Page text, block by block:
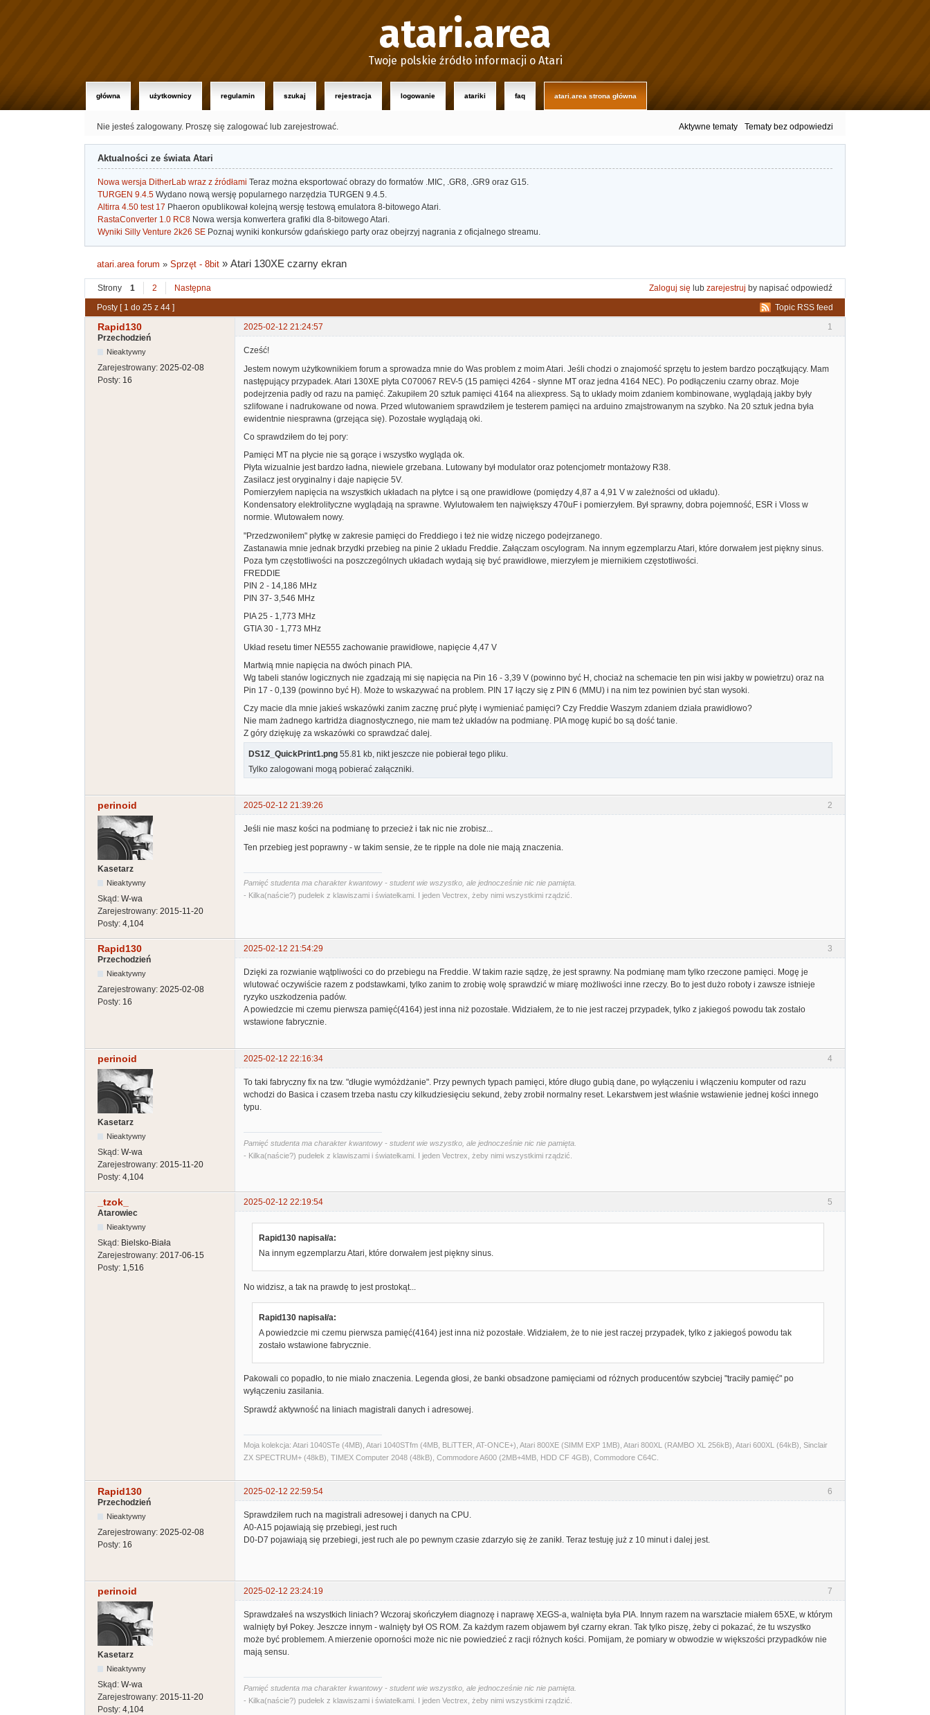
atari.area
Twoje polskie źródło informacji o Atari
główna użytkownicy regulamin szukaj rejestracja logowanie atariki faq atari.area strona główna
Nie jesteś zalogowany. Proszę się zalogować lub zarejestrować. Aktywne tematy Tematy bez odpowiedzi
Aktualności ze świata Atari
Nowa wersja DitherLab wraz z źródłami Teraz można eksportować obrazy do formatów .MIC, .GR8, .GR9 oraz G15.
TURGEN 9.4.5 Wydano nową wersję popularnego narzędzia TURGEN 9.4.5.
Altirra 4.50 test 17 Phaeron opublikował kolejną wersję testową emulatora 8-bitowego Atari.
RastaConverter 1.0 RC8 Nowa wersja konwertera grafiki dla 8-bitowego Atari.
Wyniki Silly Venture 2k26 SE Poznaj wyniki konkursów gdańskiego party oraz obejrzyj nagrania z oficjalnego streamu.
atari.area forum »Sprzęt - 8bit »Atari 130XE czarny ekran
Strony 1 2 Następna Zaloguj się lub zarejestruj by napisać odpowiedź
Topic RSS feed
Posty [ 1 do 25 z 44 ]
1
Rapid130
2025-02-12 21:24:57
Przechodzień
Nieaktywny
Zarejestrowany: 2025-02-08
Posty: 16
Cześć!
Jestem nowym użytkownikiem forum a sprowadza mnie do Was problem z moim Atari. Jeśli chodzi o znajomość sprzętu to jestem bardzo początkujący. Mam
następujący przypadek. Atari 130XE płyta C070067 REV-5 (15 pamięci 4264 - słynne MT oraz jedna 4164 NEC). Po podłączeniu czarny obraz. Moje
podejrzenia padły od razu na pamięć. Zakupiłem 20 sztuk pamięci 4164 na aliexpress. Są to układy moim zdaniem kombinowane, wyglądają jakby były
szlifowane i nadrukowane od nowa. Przed wlutowaniem sprawdziłem je testerem pamięci na arduino zmajstrowanym na szybko. Na 20 sztuk jedna była
ewidentnie niesprawna (grzejąca się). Pozostałe wyglądają oki.
Co sprawdziłem do tej pory:
Pamięci MT na płycie nie są gorące i wszystko wygląda ok.
Płyta wizualnie jest bardzo ładna, niewiele grzebana. Lutowany był modulator oraz potencjometr montażowy R38.
Zasilacz jest oryginalny i daje napięcie 5V.
Pomierzyłem napięcia na wszystkich układach na płytce i są one prawidłowe (pomiędzy 4,87 a 4,91 V w zależności od układu).
Kondensatory elektrolityczne wyglądają na sprawne. Wylutowałem ten największy 470uF i pomierzyłem. Był sprawny, dobra pojemność, ESR i Vloss w
normie. Wlutowałem nowy.
"Przedzwoniłem" płytkę w zakresie pamięci do Freddiego i też nie widzę niczego podejrzanego.
Zastanawia mnie jednak brzydki przebieg na pinie 2 układu Freddie. Załączam oscylogram. Na innym egzemplarzu Atari, które dorwałem jest piękny sinus.
Poza tym częstotliwości na poszczególnych układach wydają się być prawidłowe, mierzyłem je miernikiem częstotliwości.
FREDDIE
PIN 2 - 14,186 MHz
PIN 37- 3,546 MHz
PIA 25 - 1,773 MHz
GTIA 30 - 1,773 MHz
Układ resetu timer NE555 zachowanie prawidłowe, napięcie 4,47 V
Martwią mnie napięcia na dwóch pinach PIA.
Wg tabeli stanów logicznych nie zgadzają mi się napięcia na Pin 16 - 3,39 V (powinno być H, chociaż na schemacie ten pin wisi jakby w powietrzu) oraz na
Pin 17 - 0,139 (powinno być H). Może to wskazywać na problem. PIN 17 łączy się z PIN 6 (MMU) i na nim tez powinien być stan wysoki.
Czy macie dla mnie jakieś wskazówki zanim zacznę pruć płytę i wymieniać pamięci? Czy Freddie Waszym zdaniem działa prawidłowo?
Nie mam żadnego kartridża diagnostycznego, nie mam też układów na podmianę. PIA mogę kupić bo są dość tanie.
Z góry dziękuję za wskazówki co sprawdzać dalej.
DS1Z_QuickPrint1.png 55.81 kb, nikt jeszcze nie pobierał tego pliku.
Tylko zalogowani mogą pobierać załączniki.
2
perinoid 2025-02-12 21:39:26
Kasetarz
Nieaktywny
Skąd: W-wa
Zarejestrowany: 2015-11-20
Posty: 4,104
Jeśli nie masz kości na podmianę to przecież i tak nic nie zrobisz...
Ten przebieg jest poprawny - w takim sensie, że te ripple na dole nie mają znaczenia.
Pamięć studenta ma charakter kwantowy - student wie wszystko, ale jednocześnie nic nie pamięta.
- Kilka(naście?) pudełek z klawiszami i światełkami. I jeden Vectrex, żeby nimi wszystkimi rządzić.
3
Rapid130
2025-02-12 21:54:29
Przechodzień
Nieaktywny
Zarejestrowany: 2025-02-08
Posty: 16
Dzięki za rozwianie wątpliwości co do przebiegu na Freddie. W takim razie sądzę, że jest sprawny. Na podmianę mam tylko rzeczone pamięci. Mogę je
wlutować oczywiście razem z podstawkami, tylko zanim to zrobię wolę sprawdzić w miarę możliwości inne rzeczy. Bo to jest dużo roboty i zawsze istnieje
ryzyko uszkodzenia padów.
A powiedzcie mi czemu pierwsza pamięć(4164) jest inna niż pozostałe. Widziałem, że to nie jest raczej przypadek, tylko z jakiegoś powodu tak zostało
wstawione fabrycznie.
4
perinoid 2025-02-12 22:16:34
Kasetarz
Nieaktywny
Skąd: W-wa
Zarejestrowany: 2015-11-20
Posty: 4,104
To taki fabryczny fix na tzw. "długie wymóżdżanie". Przy pewnych typach pamięci, które długo gubią dane, po wyłączeniu i włączeniu komputer od razu
wchodzi do Basica i czasem trzeba nastu czy kilkudziesięciu sekund, żeby zrobił normalny reset. Lekarstwem jest właśnie wstawienie jednej kości innego
typu.
Pamięć studenta ma charakter kwantowy - student wie wszystko, ale jednocześnie nic nie pamięta.
- Kilka(naście?) pudełek z klawiszami i światełkami. I jeden Vectrex, żeby nimi wszystkimi rządzić.
5
_tzok_
2025-02-12 22:19:54
Atarowiec
Nieaktywny
Skąd: Bielsko-Biała
Zarejestrowany: 2017-06-15
Posty: 1,516
Rapid130 napisał/a:
Na innym egzemplarzu Atari, które dorwałem jest piękny sinus.
No widzisz, a tak na prawdę to jest prostokąt...
Rapid130 napisał/a:
A powiedzcie mi czemu pierwsza pamięć(4164) jest inna niż pozostałe. Widziałem, że to nie jest raczej przypadek, tylko z jakiegoś powodu tak
zostało wstawione fabrycznie.
Pakowali co popadło, to nie miało znaczenia. Legenda głosi, że banki obsadzone pamięciami od różnych producentów szybciej "traciły pamięć" po
wyłączeniu zasilania.
Sprawdź aktywność na liniach magistrali danych i adresowej.
Moja kolekcja: Atari 1040STe (4MB), Atari 1040STfm (4MB, BLiTTER, AT-ONCE+), Atari 800XE (SIMM EXP 1MB), Atari 800XL (RAMBO XL 256kB), Atari 600XL (64kB), Sinclair
ZX SPECTRUM+ (48kB), TIMEX Computer 2048 (48kB), Commodore A600 (2MB+4MB, HDD CF 4GB), Commodore C64C.
6
Rapid130
2025-02-12 22:59:54
Przechodzień
Nieaktywny
Zarejestrowany: 2025-02-08
Posty: 16
Sprawdziłem ruch na magistrali adresowej i danych na CPU.
A0-A15 pojawiają się przebiegi, jest ruch
D0-D7 pojawiają się przebiegi, jest ruch ale po pewnym czasie zdarzyło się że zanikł. Teraz testuję już z 10 minut i dalej jest.
7
perinoid 2025-02-12 23:24:19
Kasetarz
Nieaktywny
Skąd: W-wa
Zarejestrowany: 2015-11-20
Posty: 4,104
Sprawdzałeś na wszystkich liniach? Wczoraj skończyłem diagnozę i naprawę XEGS-a, walnięta była PIA. Innym razem na warsztacie miałem 65XE, w którym
walnięty był Pokey. Jeszcze innym - walnięty był OS ROM. Za każdym razem objawem był czarny ekran. Tak tylko piszę, żeby ci pokazać, że tu wszystko
może być problemem. A mierzenie oporności może nic nie powiedzieć z racji różnych kości. Pomijam, że pomiary w obwodzie w większości przypadków nie
mają sensu.
Pamięć studenta ma charakter kwantowy - student wie wszystko, ale jednocześnie nic nie pamięta.
- Kilka(naście?) pudełek z klawiszami i światełkami. I jeden Vectrex, żeby nimi wszystkimi rządzić.